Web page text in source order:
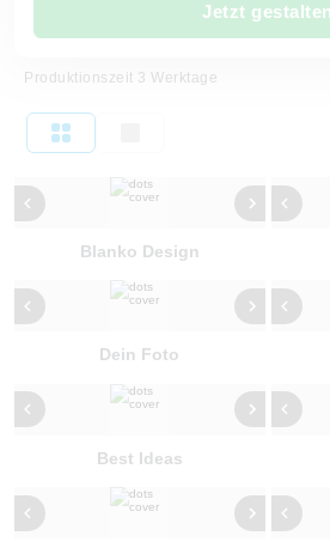
Jetzt gestalten
Produktionszeit 3 Werktage
Blanko Design
Dein Foto
Best Ideas